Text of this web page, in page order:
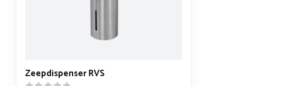
Zeepdispenser RVS